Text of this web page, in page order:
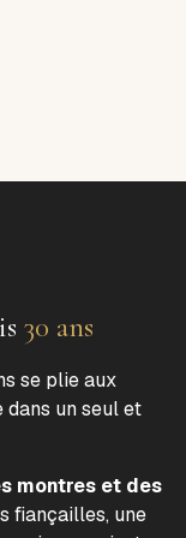
30 ans
se plie aux
dans un seul et
montres et des
fiançailles, une